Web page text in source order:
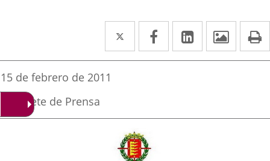
Twitter
Enlace
a
externa.
Facebook
Enlace
a
externa.
Linkedin
Enlace
a
externa.
Fecha
noticia
15 de febrero de 2011
Fuente
la
Gabinete de Prensa